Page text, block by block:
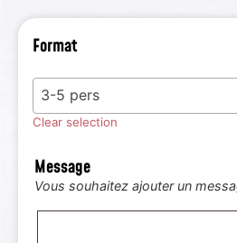
Format
3-5 pers
Clear selection
Message
Vous souhaitez ajouter un